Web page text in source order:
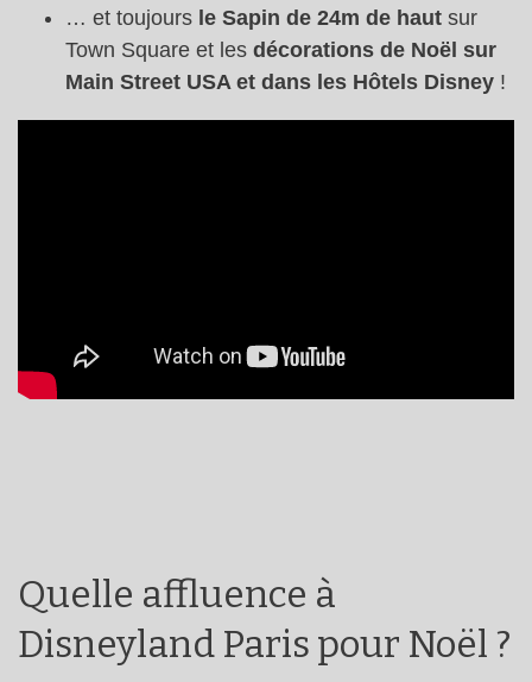
… et toujours le Sapin de 24m de haut sur
Town Square et les décorations de Noël sur
Main Street USA et dans les Hôtels Disney !
Quelle affluence à
Disneyland Paris pour Noël ?